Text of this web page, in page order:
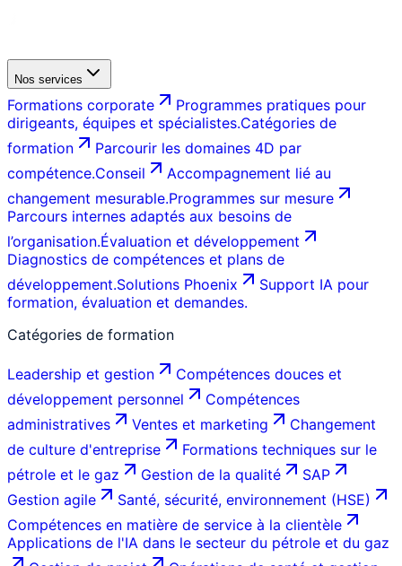
Nos services
Formations corporate
Programmes pratiques pour
dirigeants, équipes et spécialistes.Catégories de
formation
Parcourir les domaines 4D par
compétence.Conseil
Accompagnement lié au
changement mesurable.Programmes sur mesure
Parcours internes adaptés aux besoins de
l’organisation.Évaluation et développement
Diagnostics de compétences et plans de
développement.Solutions Phoenix
Support IA pour
formation, évaluation et demandes.
Catégories de formation
Leadership et gestion
Compétences douces et
développement personnel
Compétences
administratives
Ventes et marketing
Changement
de culture d'entreprise
Formations techniques sur le
pétrole et le gaz
Gestion de la qualité
SAP
Gestion agile
Santé, sécurité, environnement (HSE)
Compétences en matière de service à la clientèle
Applications de l'IA dans le secteur du pétrole et du gaz